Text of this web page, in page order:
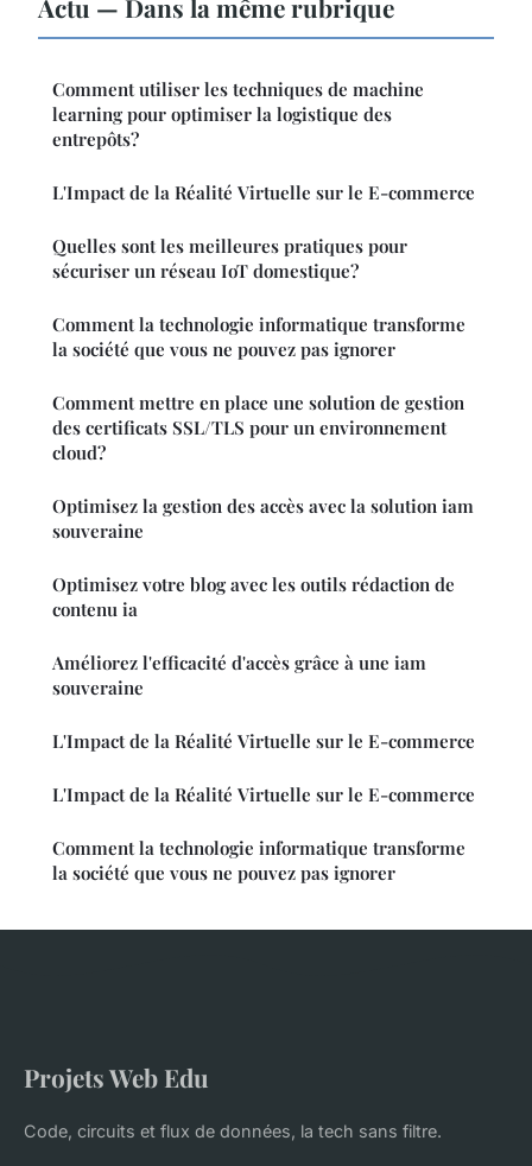
Actu — Dans la même rubrique
Comment utiliser les techniques de machine
learning pour optimiser la logistique des
entrepôts?
L'Impact de la Réalité Virtuelle sur le E-commerce
Quelles sont les meilleures pratiques pour
sécuriser un réseau IoT domestique?
Comment la technologie informatique transforme
la société que vous ne pouvez pas ignorer
Comment mettre en place une solution de gestion
des certificats SSL/TLS pour un environnement
cloud?
Optimisez la gestion des accès avec la solution iam
souveraine
Optimisez votre blog avec les outils rédaction de
contenu ia
Améliorez l'efficacité d'accès grâce à une iam
souveraine
L'Impact de la Réalité Virtuelle sur le E-commerce
L'Impact de la Réalité Virtuelle sur le E-commerce
Comment la technologie informatique transforme
la société que vous ne pouvez pas ignorer
Projets Web Edu
Code, circuits et flux de données, la tech sans filtre.